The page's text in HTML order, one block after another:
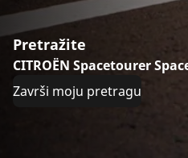
Pretražite
CITROËN Spacetourer
Završi moju pretragu